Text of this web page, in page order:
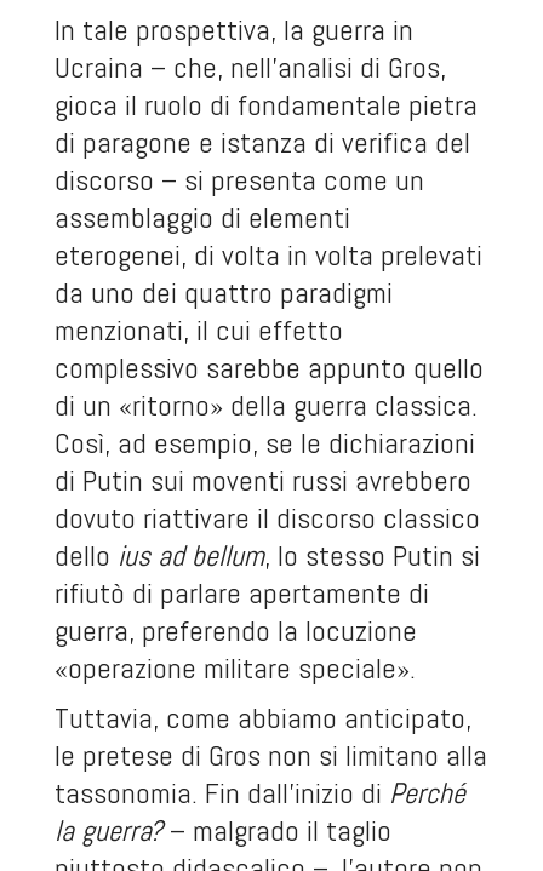
In tale prospettiva, la guerra in
Ucraina – che, nell’analisi di Gros,
gioca il ruolo di fondamentale pietra
di paragone e istanza di verifica del
discorso – si presenta come un
assemblaggio di elementi
eterogenei, di volta in volta prelevati
da uno dei quattro paradigmi
menzionati, il cui effetto
complessivo sarebbe appunto quello
di un «ritorno» della guerra classica.
Così, ad esempio, se le dichiarazioni
di Putin sui moventi russi avrebbero
dovuto riattivare il discorso classico
dello ius ad bellum, lo stesso Putin si
rifiutò di parlare apertamente di
guerra, preferendo la locuzione
«operazione militare speciale».
Tuttavia, come abbiamo anticipato,
le pretese di Gros non si limitano alla
tassonomia. Fin dall’inizio di Perché
la guerra?– malgrado il taglio